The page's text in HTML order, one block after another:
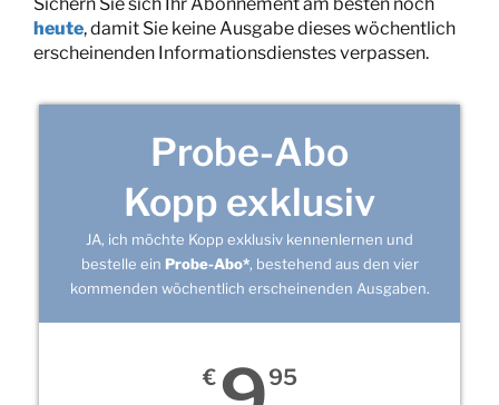
heute, damit Sie keine Ausgabe dieses wöchentlich
erscheinenden Informationsdienstes verpassen.
Probe-Abo
Kopp exklusiv
JA, ich möchte Kopp exklusiv kennenlernen und
bestelle ein Probe-Abo*, bestehend aus den vier
kommenden wöchentlich erscheinenden Ausgaben.
€ 95